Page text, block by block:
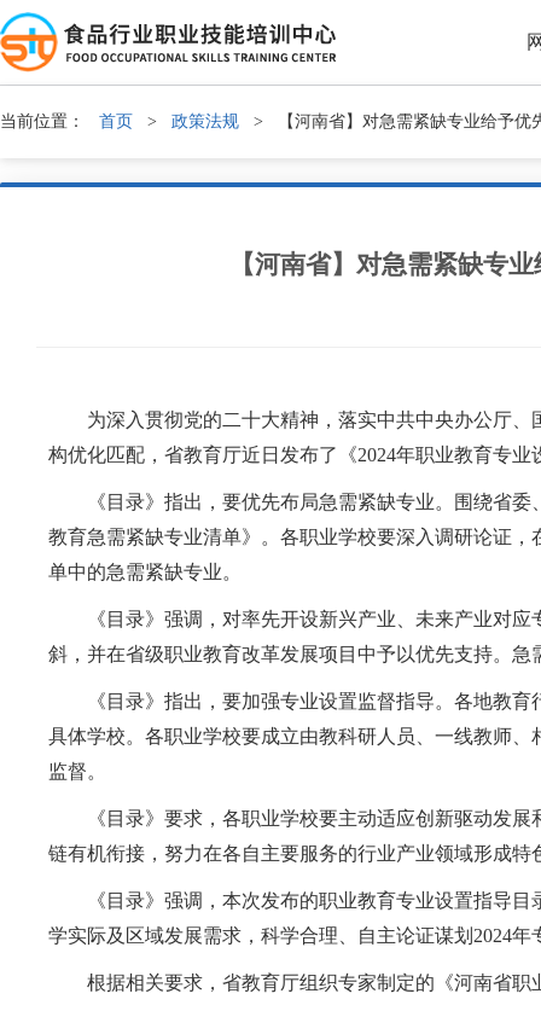
当前位置： 首页 > 政策法规 > 【河南省】对急需紧缺专业给予
【河南省】对急需紧缺专
为深入贯彻党的二十大精神，落实中共中央办公厅、
构优化匹配，省教育厅近日发布了《2024年职业教育专
《目录》指出，要优先布局急需紧缺专业。围绕省委
教育急需紧缺专业清单》。各职业学校要深入调研论证
单中的急需紧缺专业。
《目录》强调，对率先开设新兴产业、未来产业对应
斜，并在省级职业教育改革发展项目中予以优先支持。
《目录》指出，要加强专业设置监督指导。各地教育
具体学校。各职业学校要成立由教科研人员、一线教师
监督。
《目录》要求，各职业学校要主动适应创新驱动发展
链有机衔接，努力在各自主要服务的行业产业领域形成特
《目录》强调，本次发布的职业教育专业设置指导目
学实际及区域发展需求，科学合理、自主论证谋划2024年
根据相关要求，省教育厅组织专家制定的《河南省职